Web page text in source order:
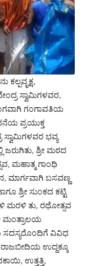
ಸ್ವಾಮಿಗಳವರ,
ಗಂಗಾವತಿಯ
ಪ್ರಯುಕ್ತ
ಸ್ವಾಮಿಗಳವರ ಭವ್ಯ
ಶ್ರೀ ಮಠದ
ಮಹಾತ್ಮ ಗಾಂಧಿ
ಮಾರ್ಗವಾಗಿ ಬಸವಣ್ಣ
ಶ್ರೀ ಸುಂಕದ ಕಟ್ಟಿ
ಮರಳಿ ತು, ರಥೋತ್ಸವ
ಮಂತ್ರಾಲಯ
ವಿವಿಧ
ಉದ್ದಕ್ಕೂ
ಉತ್ತತ್ತಿ,